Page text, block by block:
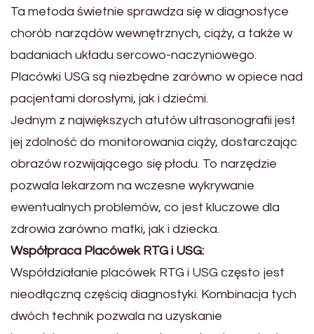
Ta metoda świetnie sprawdza się w diagnostyce
chorób narządów wewnętrznych, ciąży, a także w
badaniach układu sercowo-naczyniowego.
Placówki USG są niezbędne zarówno w opiece nad
pacjentami dorosłymi, jak i dziećmi.
Jednym z największych atutów ultrasonografii jest
jej zdolność do monitorowania ciąży, dostarczając
obrazów rozwijającego się płodu. To narzędzie
pozwala lekarzom na wczesne wykrywanie
ewentualnych problemów, co jest kluczowe dla
zdrowia zarówno matki, jak i dziecka.
Współpraca Placówek RTG i USG:
Współdziałanie placówek RTG i USG często jest
nieodłączną częścią diagnostyki. Kombinacja tych
dwóch technik pozwala na uzyskanie